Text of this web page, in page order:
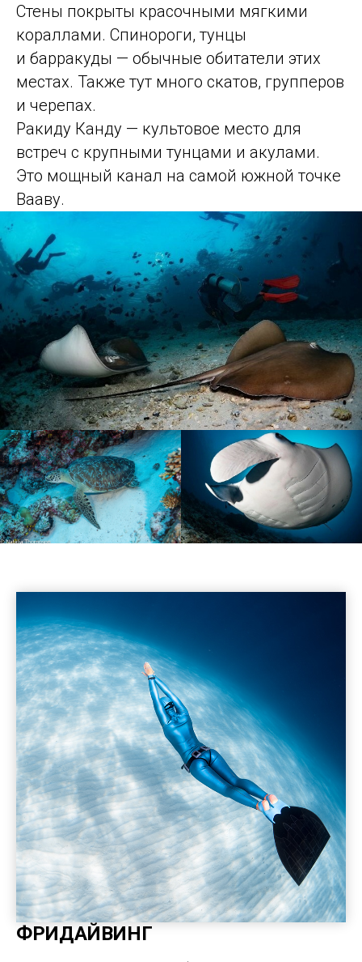
Стены покрыты красочными мягкими
кораллами. Спинороги, тунцы
и барракуды — обычные обитатели этих
местах. Также тут много скатов, групперов
и черепах.
Ракиду Канду — культовое место для
встреч с крупными тунцами и акулами.
Это мощный канал на самой южной точке
Вааву.
ФРИДАЙВИНГ